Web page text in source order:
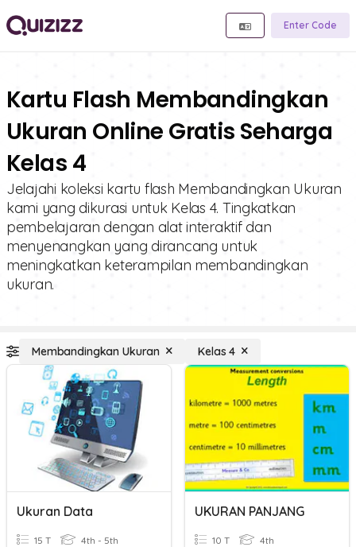
Enter Code
Kartu Flash Membandingkan
Ukuran Online Gratis Seharga
Kelas 4
Jelajahi koleksi kartu flash Membandingkan Ukuran
kami yang dikurasi untuk Kelas 4. Tingkatkan
pembelajaran dengan alat interaktif dan
menyenangkan yang dirancang untuk
meningkatkan keterampilan membandingkan
ukuran.
Membandingkan Ukuran Kelas 4
Ukuran Data
15 T 4th - 5th
UKURAN PANJANG
10 T 4th